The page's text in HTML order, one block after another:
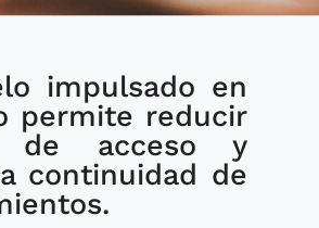
salud
impulsado en
permite reducir
de acceso y
continuidad de